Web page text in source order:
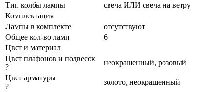
Тип колбы лампы
свеча ИЛИ свеча на ветру
Комплектация
Лампы в комплекте
отсутствуют
Общее кол-во ламп
6
Цвет и материал
Цвет плафонов и подвесок
?
неокрашенный, розовый
Цвет арматуры
?
золото, неокрашенный